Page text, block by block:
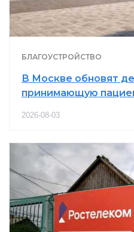
БЛАГОУСТРОЙСТВО
В Москве обновят
принимающую
2026-08-03